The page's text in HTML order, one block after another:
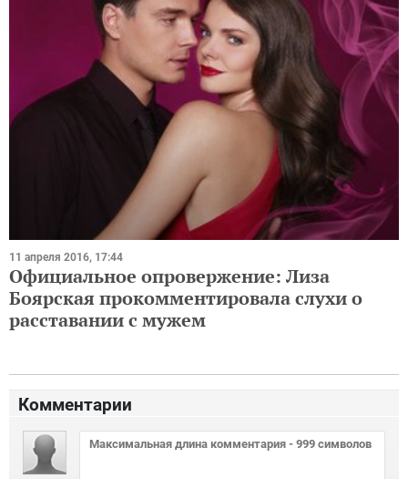
11 апреля 2016, 17:44
Официальное опровержение: Лиза
Боярская прокомментировала слухи о
расставании с мужем
Комментарии